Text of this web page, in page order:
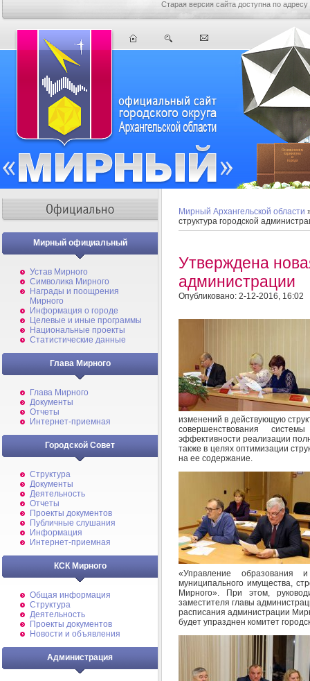
Старая версия сайта доступна по адресу
Мирный официальный
Устав Мирного
Символика Мирного
Награды и поощрения
Мирного
Информация о городе
Целевые и иные программы
Национальные проекты
Статистические данные
Глава Мирного
Глава Мирного
Документы
Отчеты
Интернет-приемная
Городской Совет
Структура
Документы
Деятельность
Отчеты
Проекты документов
Публичные слушания
Информация
Интернет-приемная
КСК Мирного
Общая информация
Структура
Деятельность
Проекты документов
Новости и объявления
Администрация
Мирный Архангельской области
структура городской
Утверждена
администрации
Опубликовано: 2-12-2016, 16:02
изменений в действующую
совершенствования
эффективности реализации
также в целях оптимизации
на ее содержание.
«Управление
муниципального имущества,
Мирного». При этом,
заместителя главы
расписания администрации
будет упразднен комитет